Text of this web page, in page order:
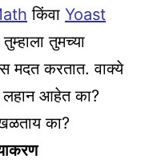
किंवा Yoast
तुमच्या
मदत करतात. वाक्ये
लहान आहेत का?
का?